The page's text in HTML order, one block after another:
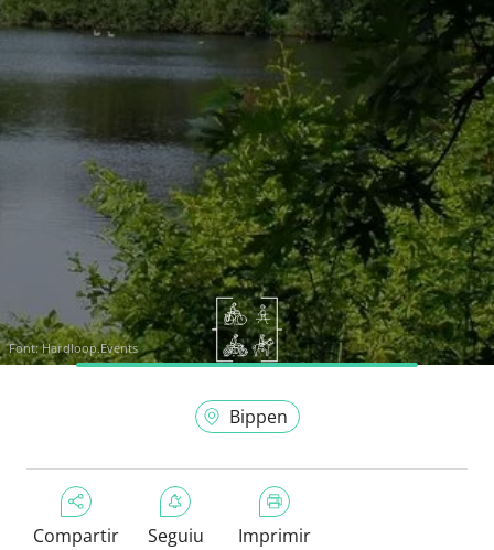
Font:Hardloop.Events
Bippen
Compartir Seguiu Imprimir